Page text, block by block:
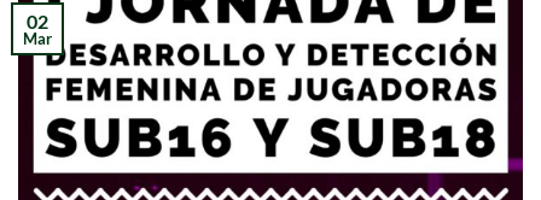
02
Mar